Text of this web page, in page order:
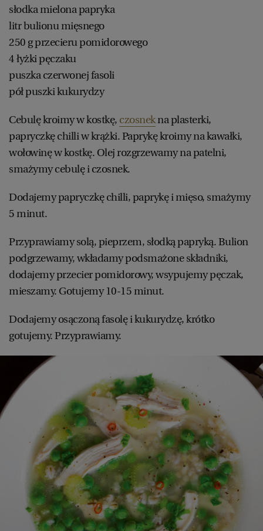
słodka mielona papryka
litr bulionu mięsnego
250 g przecieru pomidorowego
4 łyżki pęczaku
puszka czerwonej fasoli
pół puszki kukurydzy
Cebulę kroimy w kostkę, czosnekna plasterki,
papryczkę chilli w krążki. Paprykę kroimy na kawałki,
wołowinę w kostkę. Olej rozgrzewamy na patelni,
smażymy cebulę i czosnek.
Dodajemy papryczkę chilli, paprykę i mięso, smażymy
5 minut.
Przyprawiamy solą, pieprzem, słodką papryką. Bulion
podgrzewamy, wkładamy podsmażone składniki,
dodajemy przecier pomidorowy, wsypujemy pęczak,
mieszamy. Gotujemy 10-15 minut.
Dodajemy osączoną fasolę i kukurydzę, krótko
gotujemy. Przyprawiamy.